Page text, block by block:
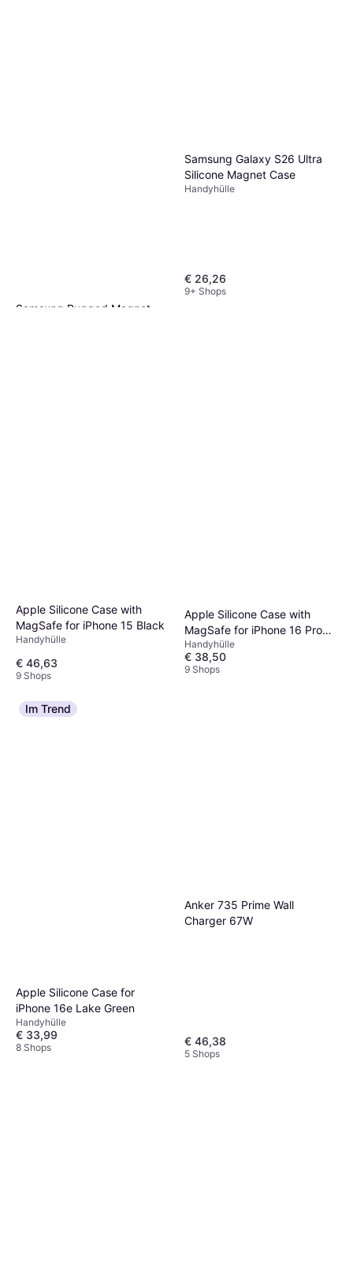
Samsung Rugged Magnet
Samsung Galaxy S26 Ultra
Silicone Magnet Case
Handyhülle
€ 26,26
9+ Shops
Apple Silicone Case with
MagSafe for iPhone 15 Black
Handyhülle
€ 46,63
9 Shops
Apple Silicone Case with
MagSafe for iPhone 16 Pro
Black
Handyhülle
€ 38,50
9 Shops
Im Trend
Apple Silicone Case for
iPhone 16e Lake Green
Handyhülle
€ 33,99
8 Shops
Anker 735 Prime Wall
Charger 67W
€ 46,38
5 Shops